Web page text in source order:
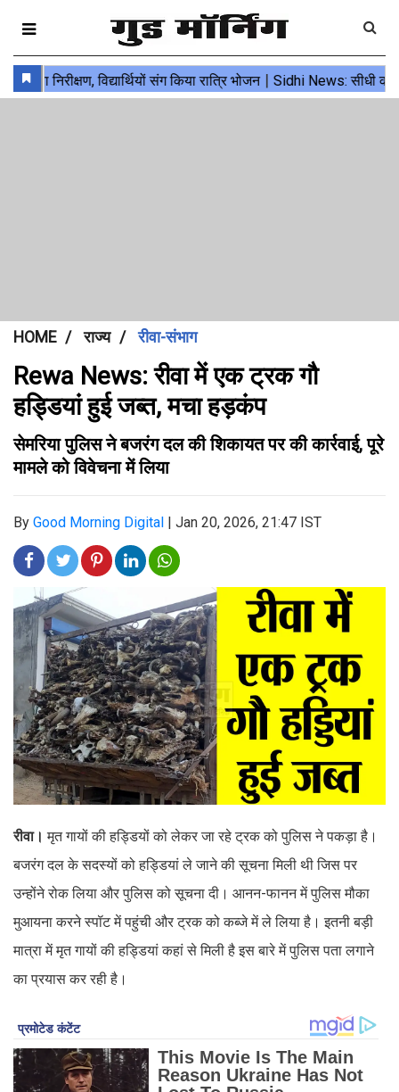
HOME राज्य रीवा-संभाग
Rewa News: रीवा में एक ट्रक गौ
हड्डियां हुई जब्त, मचा हड़कंप
सेमरिया पुलिस ने बजरंग दल की शिकायत पर की कार्रवाई, पूरे
मामले को विवेचना में लिया
By Good Morning Digital | Jan 20, 2026, 21:47 IST
रीवा।मृत गायों की हड्डियों को लेकर जा रहे ट्रक को पुलिस ने पकड़ा है।
बजरंग दल के सदस्यों को हड्डियां ले जाने की सूचना मिली थी जिस पर
उन्होंने रोक लिया और पुलिस को सूचना दी। आनन-फानन में पुलिस मौका
मुआयना करने स्पॉट में पहुंची और ट्रक को कब्जे में ले लिया है। इतनी बड़ी
मात्रा में मृत गायों की हड्डियां कहां से मिली है इस बारे में पुलिस पता लगाने
का प्रयास कर रही है।